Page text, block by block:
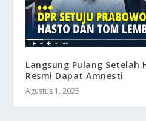
Langsung Pulang
Resmi Dapat Amnesti
Agustus 1, 2025